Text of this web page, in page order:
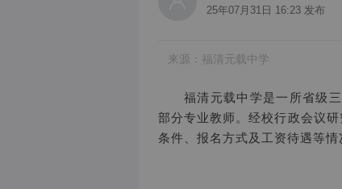
25年07月31日 16:23 发布
来源：福清元载中学
福清元载中学是一所省级
部分专业教师。经校行政会议
条件、报名方式及工资待遇等情